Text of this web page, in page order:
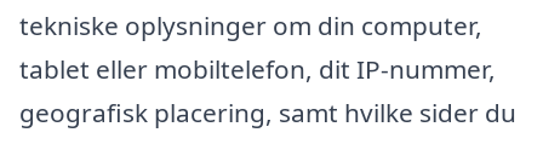
tekniske oplysninger om din computer,
tablet eller mobiltelefon, dit IP-nummer,
geografisk placering, samt hvilke sider du